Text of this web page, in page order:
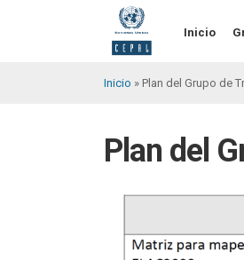
Inicio
enlaces
de
ayuda
Inicio Plan del Grupo de
Plan del